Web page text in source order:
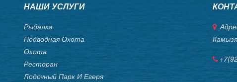
НАШИ УСЛУГИ
Рыбалка
Подводная Охота
Охота
Ресторан
Лодочный Парк И Егеря